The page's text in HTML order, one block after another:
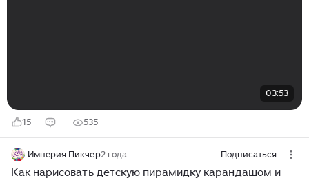
03:53
15 535
Империя Пикчер2 года Подписаться
Как нарисовать детскую пирамидку карандашом и